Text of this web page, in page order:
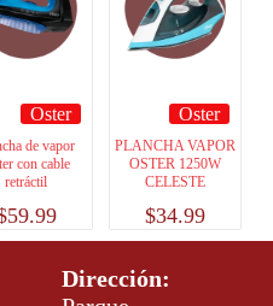
Oster
de vapor
con cable
retráctil
59.99
Oster
PLANCHA VAPOR
OSTER 1250W
CELESTE
$34.99
Dirección: